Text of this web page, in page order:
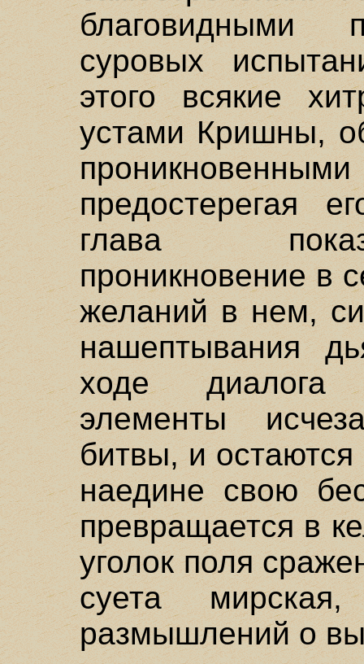
благовидными
суровых
этого всякие
устами Кришны,
предостерегая
глава
проникновение в
желаний в нем,
нашептывания
ходе диалога
элементы
битвы, и
наедине свою
превращается в
уголок поля
суета
размышлений о